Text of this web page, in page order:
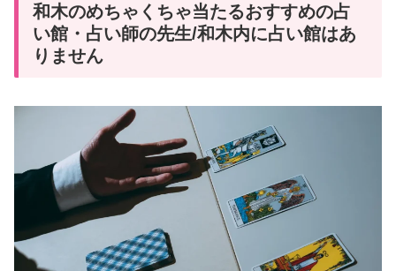
和木のめちゃくちゃ当たるおすすめの占
い館・占い師の先生/和木内に占い館はあ
りません